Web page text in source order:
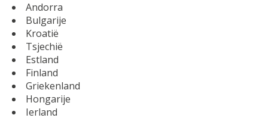
Andorra
Bulgarije
Kroatië
Tsjechië
Estland
Finland
Griekenland
Hongarije
Ierland